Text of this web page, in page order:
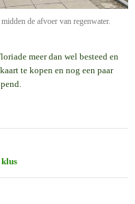
de afvoer van regenwater.
meer dan wel besteed en
te kopen en nog een paar
klus